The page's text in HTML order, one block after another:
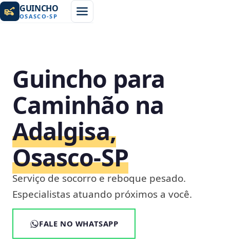
GUINCHO
OSASCO-SP
Guincho para
Caminhão na
Adalgisa,
Osasco‑SP
Serviço de socorro e reboque pesado.
Especialistas atuando próximos a você.
FALE NO WHATSAPP